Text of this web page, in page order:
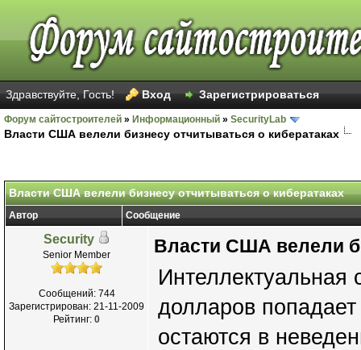
Здравствуйте, Гость! Вход Зарегистрироваться
Форум сайтостроителей » Информационный » SecurityLab
Власти США велели бизнесу отчитываться о кибератаках
Власти США велели бизнесу отчитываться о кибератаках
Автор Сообщение
Security
Senior Member
Сообщений: 744
Зарегистрирован: 21-11-2009
Рейтинг: 0
Власти США велели
Интеллектуальная
долларов
остаются в